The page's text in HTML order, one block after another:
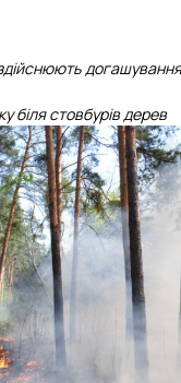
догашування
біля стовбурів дерев